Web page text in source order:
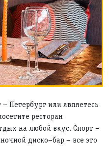
Петербург или являетесь
ресторан
на любой вкус. Спорт –
диско–бар – все это